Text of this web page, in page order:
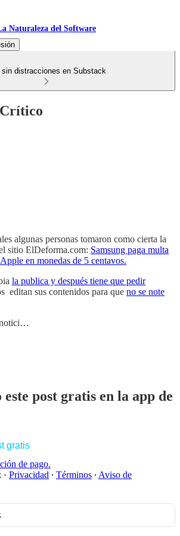
Naturaleza del Software
sin distracciones en Substack
algunas personas tomaron como cierta la
sitio ElDeforma.com: Samsung paga multa
en monedas de 5 centavos.
la publica y después tiene que pedir
editan sus contenidos para que no se note
notici…
este post gratis en la app de
gratis
de pago.
· Privacidad ∙ Términos ∙ Aviso de